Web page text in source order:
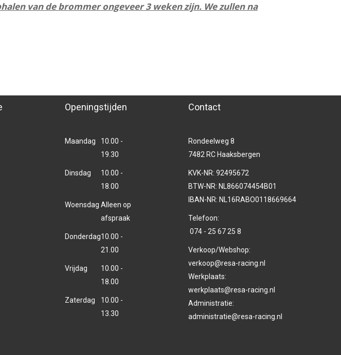
van de brommer ongeveer 3 weken zijn. We zullen na
Openingstijden
Maandag
10.00 -
19.30
Dinsdag
10.00 -
18.00
Woensdag Alleen op
afspraak
Donderdag10.00 -
21.00
Vrijdag
10.00 -
18.00
Zaterdag
10.00 -
13.30
Contact
Rondeelweg 8
7482 RC Haaksbergen
KVK-NR: 92495672
BTW-NR: NL866074454B01
IBAN-NR: NL16RABO0118669664
Telefoon:
074 - 25 67 25 8
Verkoop/Webshop:
verkoop@resa-racing.nl
Werkplaats:
werkplaats@resa-racing.nl
Administratie:
administratie@resa-racing.nl